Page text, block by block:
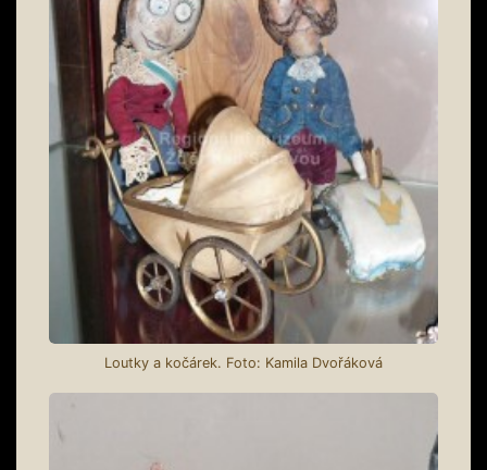
Loutky a kočárek. Foto: Kamila Dvořáková